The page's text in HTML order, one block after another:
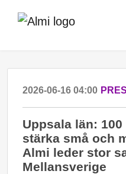
2026-06-16 04:00
Uppsala län:
stärka små och
Almi leder stor
Mellansverige